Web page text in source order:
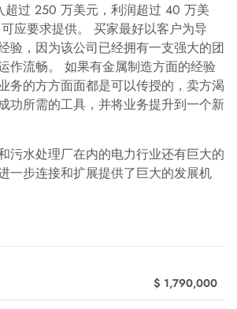
过 250 万美元，利润超过 40 万美
应要求提供。 买家最好以客户为导
验，因为该公司已经拥有一支强大的团
作流畅。 如果有金属制造方面的经验
务的方方面面都是可以传授的，卖方渴
功所需的工具，并将业务提升到一个新
污水处理厂在内的电力行业还有巨大的
一步连接和扩展提供了巨大的发展机
$ 1,790,000